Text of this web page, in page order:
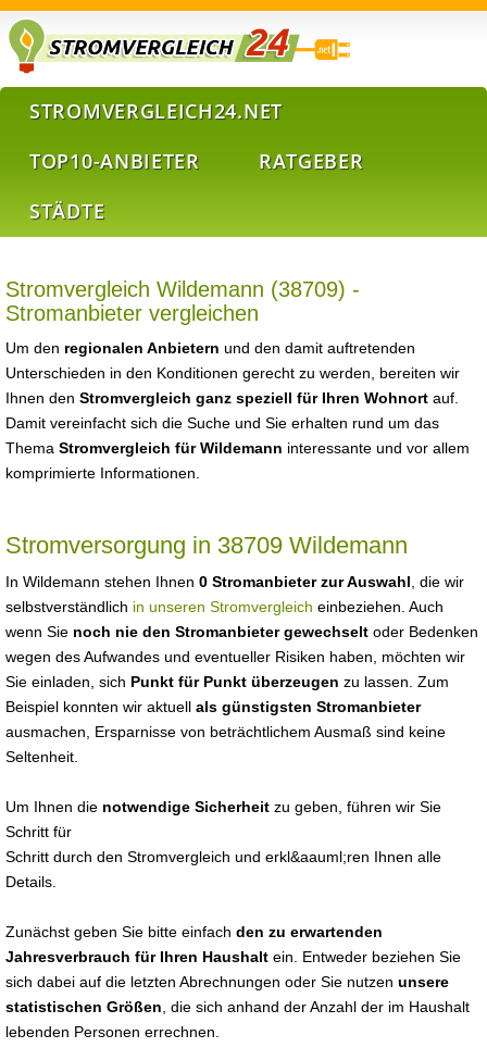
STROMVERGLEICH24.NET
TOP10-ANBIETER
RATGEBER
STÄDTE
Stromvergleich Wildemann (38709) -
Stromanbieter vergleichen
Um den regionalen Anbietern und den damit auftretenden
Unterschieden in den Konditionen gerecht zu werden, bereiten wir
Ihnen den Stromvergleich ganz speziell für Ihren Wohnort auf.
Damit vereinfacht sich die Suche und Sie erhalten rund um das
Thema Stromvergleich für Wildemann interessante und vor allem
komprimierte Informationen.
Stromversorgung in 38709 Wildemann
In Wildemann stehen Ihnen 0 Stromanbieter zur Auswahl , die wir
selbstverständlich in unseren Stromvergleich einbeziehen. Auch
wenn Sie noch nie den Stromanbieter gewechselt oder Bedenken
wegen des Aufwandes und eventueller Risiken haben, möchten wir
Sie einladen, sich Punkt für Punkt überzeugen zu lassen. Zum
Beispiel konnten wir aktuell als günstigsten Stromanbieter
ausmachen, Ersparnisse von beträchtlichem Ausmaß sind keine
Seltenheit.
Um Ihnen die notwendige Sicherheit zu geben, führen wir Sie
Schritt für
Schritt durch den Stromvergleich und erkl&aauml;ren Ihnen alle
Details.
Zunächst geben Sie bitte einfach den zu erwartenden
Jahresverbrauch für Ihren Haushalt ein. Entweder beziehen Sie
sich dabei auf die letzten Abrechnungen oder Sie nutzen unsere
statistischen Größen , die sich anhand der Anzahl der im Haushalt
lebenden Personen errechnen.